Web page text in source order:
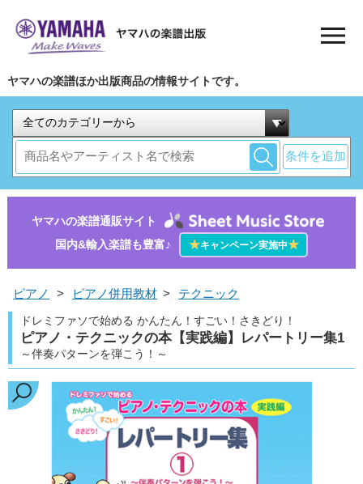
ヤマハの楽譜ほか出版商品の情報サイトです。
条件を追加
ヤマハの楽譜通販サイト
国内&輸入楽譜も豊富♪
★キャンペーン実施中★
ピアノ > ピアノ併用教材 > テクニック
ドレミファソで始める かんたん！すごい！さきどり！
ピアノ・テクニックの本【実践編】レパートリー集1
～伴奏パターンを弾こう！～